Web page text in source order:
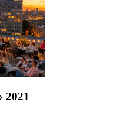
2021